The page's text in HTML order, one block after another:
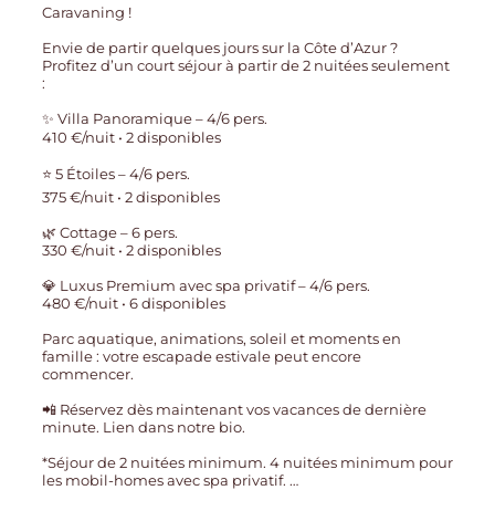
Caravaning !
Envie de partir quelques jours sur la Côte d’Azur ?
Profitez d’un court séjour à partir de 2 nuitées seulement
:
✨ Villa Panoramique – 4/6 pers.
410 €/nuit • 2 disponibles
⭐ 5 Étoiles – 4/6 pers.
375 €/nuit • 2 disponibles
🌿 Cottage – 6 pers.
330 €/nuit • 2 disponibles
💎 Luxus Premium avec spa privatif – 4/6 pers.
480 €/nuit • 6 disponibles
Parc aquatique, animations, soleil et moments en
famille : votre escapade estivale peut encore
commencer.
📲 Réservez dès maintenant vos vacances de dernière
minute. Lien dans notre bio.
*Séjour de 2 nuitées minimum. 4 nuitées minimum pour
les mobil-homes avec spa privatif. …